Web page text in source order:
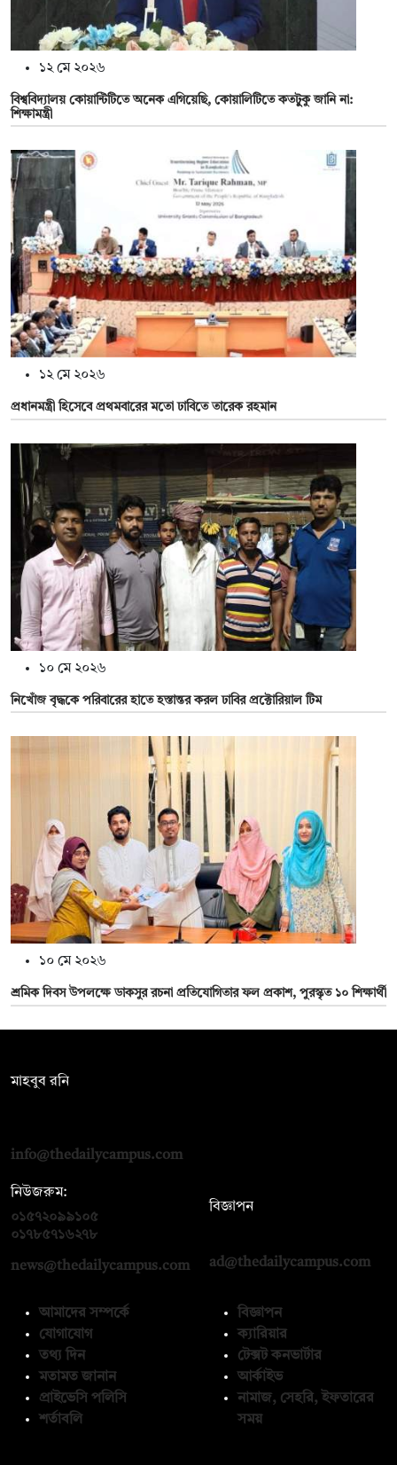
১২ মে ২০২৬
বিশ্ববিদ্যালয় কোয়ান্টিটিতে অনেক এগিয়েছি, কোয়ালিটিতে কতটুুকু জানি না:
শিক্ষামন্ত্রী
১২ মে ২০২৬
প্রধানমন্ত্রী হিসেবে প্রথমবারের মতো ঢাবিতে তারেক রহমান
১০ মে ২০২৬
নিখোঁজ বৃদ্ধকে পরিবারের হাতে হস্তান্তর করল ঢাবির প্রক্টোরিয়াল টিম
১০ মে ২০২৬
শ্রমিক দিবস উপলক্ষে ডাকসুর রচনা প্রতিযোগিতার ফল প্রকাশ, পুরস্কৃত ১০ শিক্ষার্থী
মাহবুব রনি
info@thedailycampus.com
নিউজরুম:
০১৫৭২০৯৯১০৫
০১৭৮৫৭১৬২৭৮
news@thedailycampus.com
বিজ্ঞাপন
ad@thedailycampus.com
আমাদের সম্পর্কে
যোগাযোগ
তথ্য দিন
মতামত জানান
প্রাইভেসি পলিসি
শর্তাবলি
বিজ্ঞাপন
ক্যারিয়ার
টেক্সট কনভার্টার
আর্কাইভ
নামাজ, সেহরি, ইফতারের
সময়